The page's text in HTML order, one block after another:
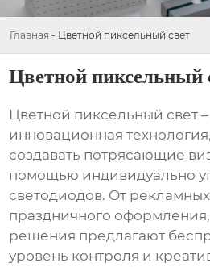
Главная - Цветной пиксельный свет
Цветной пиксельный
Цветной пиксельный свет
инновационная
создавать потрясающие
помощью индивидуально
светодиодов. От
праздничного
решения предлагают
уровень контроля и